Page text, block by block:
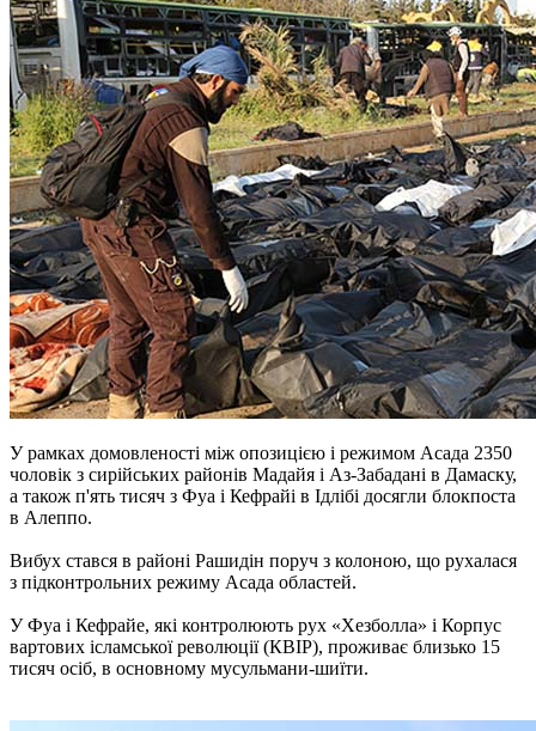
У рамках домовленості між опозицією і режимом Асада 2350
чоловік з сирійських районів Мадайя і Аз-Забадані в Дамаску,
а також п'ять тисяч з Фуа і Кефрайі в Ідлібі досягли блокпоста
в Алеппо.
Вибух стався в районі Рашидін поруч з колоною, що рухалася
з підконтрольних режиму Асада областей.
У Фуа і Кефрайе, які контролюють рух «Хезболла» і Корпус
вартових ісламської революції (КВІР), проживає близько 15
тисяч осіб, в основному мусульмани-шиїти.